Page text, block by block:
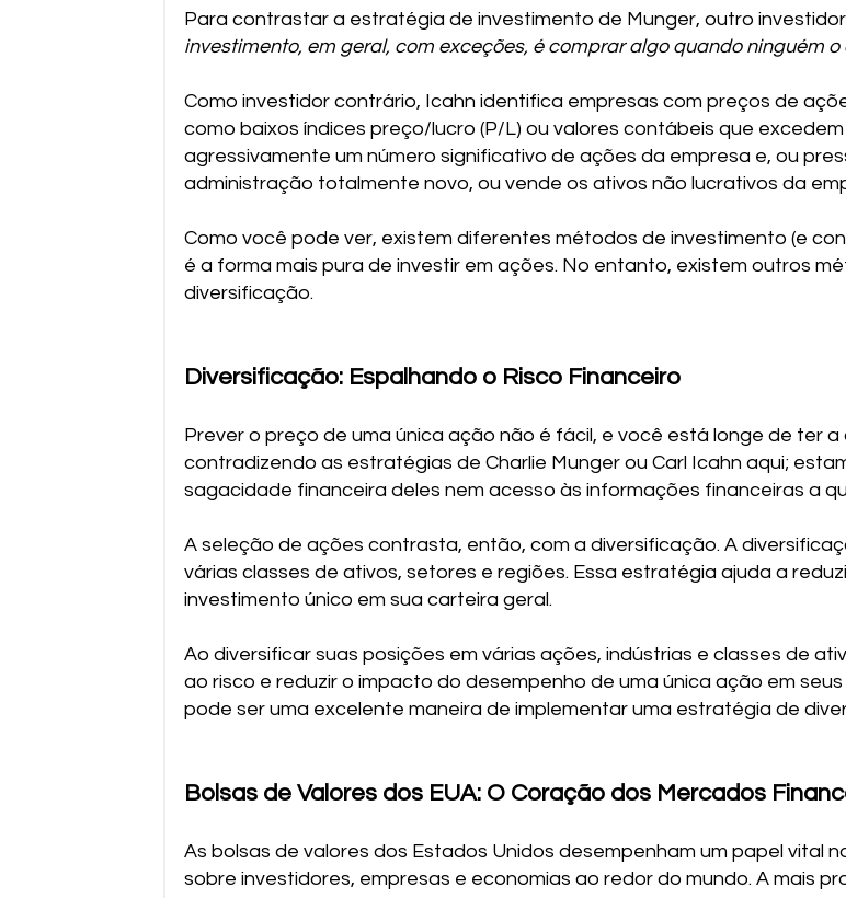
Para contrastar a estratégia de investimento de Munger, outro investidor
investimento, em geral, com exceções, é comprar algo quando ninguém o
Como investidor contrário, Icahn identifica empresas com preços de
como baixos índices preço/lucro (P/L) ou valores contábeis que
agressivamente um número significativo de ações da empresa e, ou
administração totalmente novo, ou vende os ativos não lucrativos da
Como você pode ver, existem diferentes métodos de investimento (e
é a forma mais pura de investir em ações. No entanto, existem outros
diversificação.
Diversificação: Espalhando o Risco Financeiro
Prever o preço de uma única ação não é fácil, e você está longe de ter
contradizendo as estratégias de Charlie Munger ou Carl Icahn aqui;
sagacidade financeira deles nem acesso às informações financeiras a
A seleção de ações contrasta, então, com a diversificação. A
várias classes de ativos, setores e regiões. Essa estratégia ajuda a
investimento único em sua carteira geral.
Ao diversificar suas posições em várias ações, indústrias e classes de
ao risco e reduzir o impacto do desempenho de uma única ação em
pode ser uma excelente maneira de implementar uma estratégia de
Bolsas de Valores dos EUA: O Coração dos Mercados
As bolsas de valores dos Estados Unidos desempenham um papel vital
sobre investidores, empresas e economias ao redor do mundo. A mais